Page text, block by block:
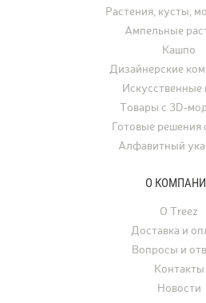
Растения, кусты,
Ампельные
Кашпо
Дизайнерские
Искусственные
Товары с 3D-
Готовые решения
Алфавитный
О
О Treez
Доставка и
Вопросы и
Контакты
Новости